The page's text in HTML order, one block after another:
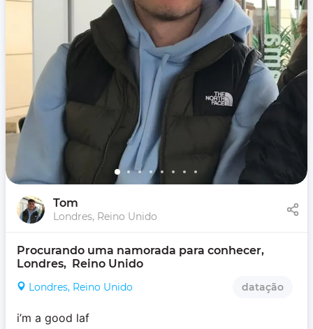
Tom
Londres, Reino Unido
Procurando uma namorada para conhecer,
Londres,  Reino Unido
Londres, Reino Unido datação
i’m a good laf